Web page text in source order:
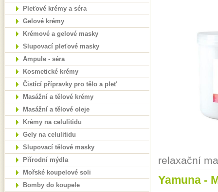
Pleťové krémy a séra
Gelové krémy
Krémové a gelové masky
Slupovací pleťové masky
Ampule - séra
Kosmetické krémy
Čistící přípravky pro tělo a pleť
Masážní a tělové krémy
Masážní a tělové oleje
Krémy na celulitidu
Gely na celulitidu
Slupovací tělové masky
Přírodní mýdla
Mořské koupelové soli
Bomby do koupele
relaxační
Yamuna -